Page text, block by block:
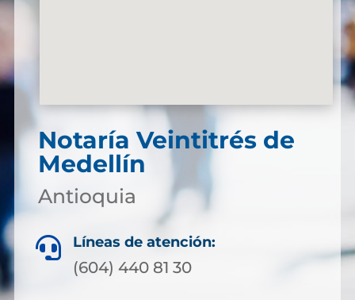
Notaría Veintitrés de
Medellín
Antioquia
 Líneas de atención:
(604) 440 81 30